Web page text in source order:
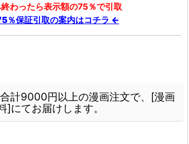
わったら表示額の75％で引取
％保証引取の案内はコチラ ←
計9000円以上の漫画注文で、[漫画
]にてお届けします。